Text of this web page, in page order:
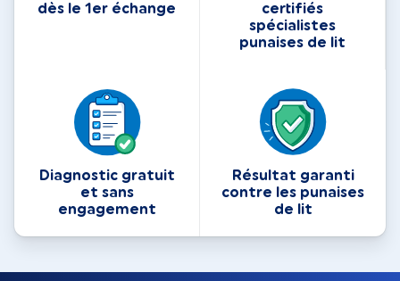
dès le 1er échange
certifiés
spécialistes
punaises de lit
Diagnostic gratuit
et sans
engagement
Résultat garanti
contre les punaises
de lit